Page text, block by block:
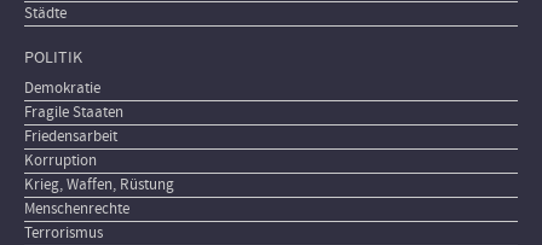
Städte
POLITIK
Demokratie
Fragile Staaten
Friedensarbeit
Korruption
Krieg, Waffen, Rüstung
Menschenrechte
Terrorismus